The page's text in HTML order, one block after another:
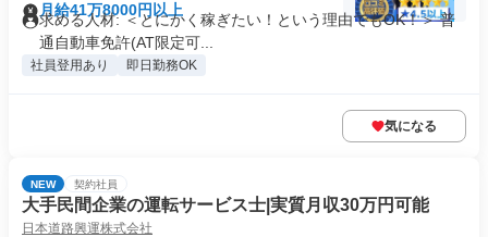
月給41万8000円以上
求める人材: ＜とにかく稼ぎたい！という理由でもOK！＞ 普
通自動車免許(AT限定可...
社員登用あり 即日勤務OK
気になる
NEW 契約社員
大手民間企業の運転サービス士|実質月収30万円可能
日本道路興運株式会社